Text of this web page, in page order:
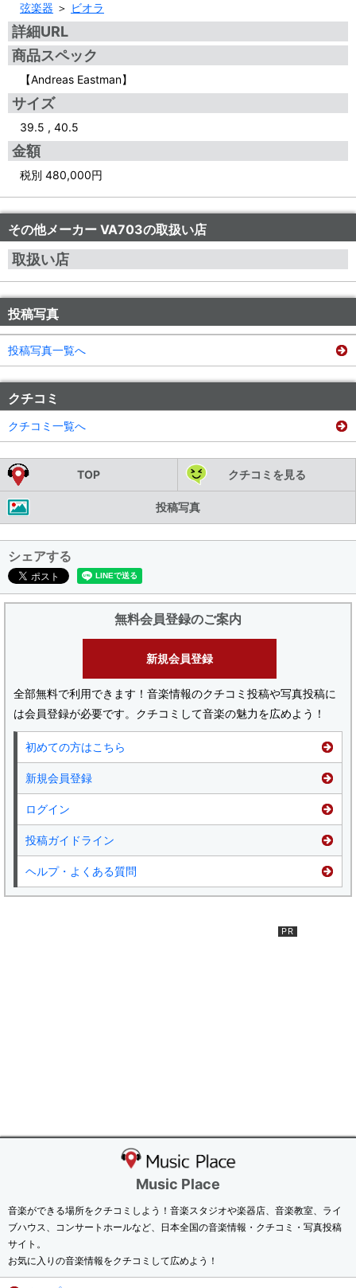
弦楽器 ＞ ビオラ
詳細URL
商品スペック
【Andreas Eastman】
サイズ
39.5 , 40.5
金額
税別 480,000円
その他メーカー VA703の取扱い店
取扱い店
投稿写真
投稿写真一覧へ
クチコミ
クチコミ一覧へ
TOP クチコミを見る
投稿写真
シェアする
無料会員登録のご案内
新規会員登録
全部無料で利用できます！音楽情報のクチコミ投稿や写真投稿に
は会員登録が必要です。クチコミして音楽の魅力を広めよう！
初めての方はこちら
新規会員登録
ログイン
投稿ガイドライン
ヘルプ・よくある質問
Music Place
音楽ができる場所をクチコミしよう！音楽スタジオや楽器店、音楽教室、ライ
ブハウス、コンサートホールなど、日本全国の音楽情報・クチコミ・写真投稿
サイト。
お気に入りの音楽情報をクチコミして広めよう！